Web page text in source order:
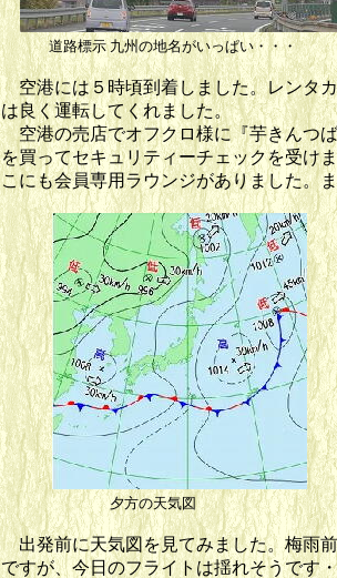
道路標示 九州の地名がいっぱ
空港には５時頃到着しました。レンタ
は良く運転してくれました。
空港の売店でオフクロ様に『芋きんつ
を買ってセキュリティーチェックを受け
こにも会員専用ラウンジがありました。
夕方の天気図 定刻
出発前に天気図を見てみました。梅雨
ですが、今日のフライトは揺れそうです